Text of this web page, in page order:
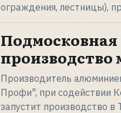
ограждения, лестницы),
Производитель
Профи", при содействии
запустит производство